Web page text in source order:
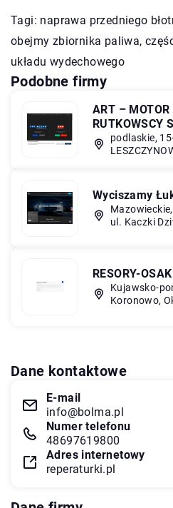
Tagi: naprawa przedniego
obejmy zbiornika paliwa,
układu wydechowego
Podobne firmy
ART – MOTOR
RUTKOWSCY
podlaskie,
Wyciszamy
ul. Kaczki
RESORY-
Kujawsko-
Koronowo,
Dane kontaktowe
E-mail
info@bolma.pl
Numer telefonu
48697619800
Adres internetowy
reperaturki.pl